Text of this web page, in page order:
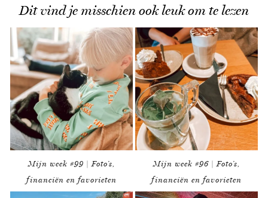
Dit vind je misschien ook leuk om te lezen
Mijn week #99 | Foto’s,
financiën en favorieten
Mijn week #96 | Foto’s,
financiën en favorieten